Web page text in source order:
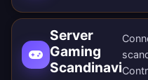
Server
Gaming
Scandinavi